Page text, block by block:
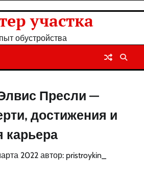
участка
обустройства
Пресли —
достижения и
карьера
2022 автор: pristroykin_